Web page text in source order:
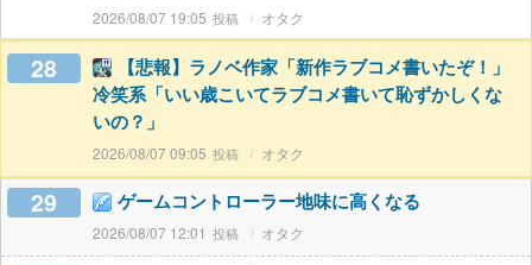
2026/08/07 19:05 オタク
28
【悲報】ラノベ作家「新作ラブコメ書いたぞ！」
冷笑系「いい歳こいてラブコメ書いて恥ずかしくな
いの？」
2026/08/07 09:05 オタク
29 ゲームコントローラー地味に高くなる
2026/08/07 12:01 オタク